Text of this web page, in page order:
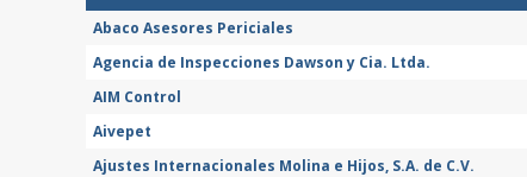
Abaco Asesores Periciales
Agencia de Inspecciones Dawson y Cia. Ltda.
AIM Control
Aivepet
Ajustes Internacionales Molina e Hijos, S.A. de C.V.